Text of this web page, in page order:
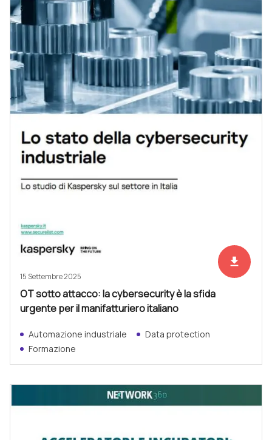
Scarica
file_download
15 Settembre 2025
OT sotto attacco: la cybersecurity è la sfida
urgente per il manifatturiero italiano
Automazione industriale
Data protection
Formazione